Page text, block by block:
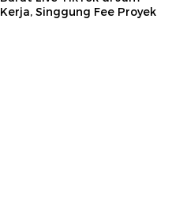
Kerja, Singgung Fee Proyek